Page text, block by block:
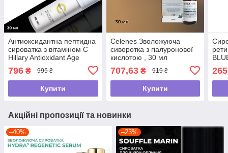
Антиоксидантна пептидна
сироватка з вітаміном С
Hillary Antioxidant Age
мл
796 ₴ 995 ₴
Купити
Celenes Зволожуюча
сиворотка з гіалуронової
кислотою , 30 мл
707,63₴ 919 ₴
Купити
Акційні пропозиції та новинки
–40% –23%